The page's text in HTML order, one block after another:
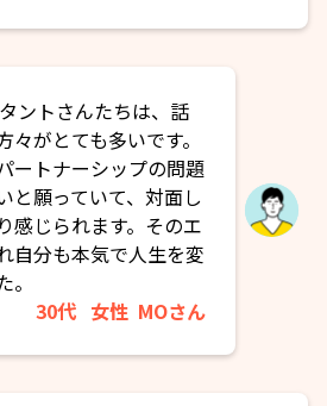
ントさんたちは、話
々がとても多いです。
ートナーシップの問題
と願っていて、対面し
感じられます。そのエ
自分も本気で人生を変
30代 女性 MOさん